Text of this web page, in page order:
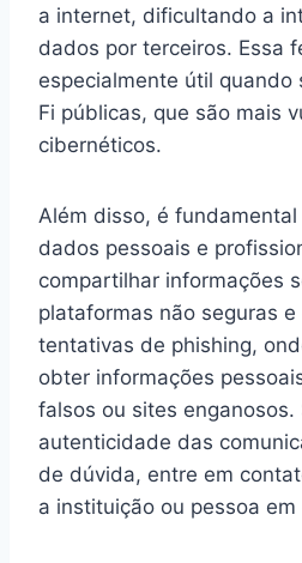
a internet, dificultando a
dados por terceiros. Essa
especialmente útil quando
Fi públicas, que são mais
cibernéticos.
Além disso, é
dados pessoais e
compartilhar informações
plataformas não seguras
tentativas de phishing,
obter informações
falsos ou sites enganosos.
autenticidade das
de dúvida, entre em
a instituição ou pessoa em